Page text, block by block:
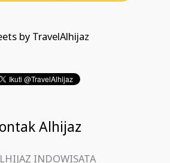
by TravelAlhijaz
Alhijaz
INDOWISATA